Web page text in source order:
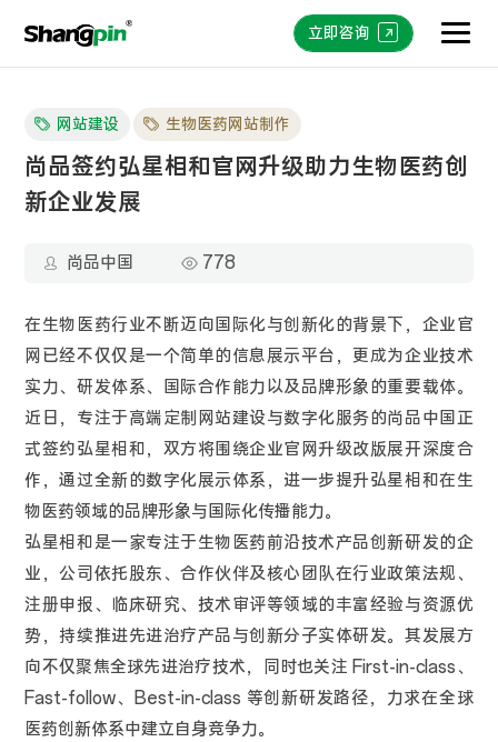
立即咨询
网站建设 生物医药网站制作
尚品签约弘星相和官网升级助力生物医药创
新企业发展
尚品中国 778
在生物医药行业不断迈向国际化与创新化的背景下，企业官
网已经不仅仅是一个简单的信息展示平台，更成为企业技术
实力、研发体系、国际合作能力以及品牌形象的重要载体。
近日，专注于高端定制网站建设与数字化服务的尚品中国正
式签约弘星相和，双方将围绕企业官网升级改版展开深度合
作，通过全新的数字化展示体系，进一步提升弘星相和在生
物医药领域的品牌形象与国际化传播能力。
弘星相和是一家专注于生物医药前沿技术产品创新研发的企
业，公司依托股东、合作伙伴及核心团队在行业政策法规、
注册申报、临床研究、技术审评等领域的丰富经验与资源优
势，持续推进先进治疗产品与创新分子实体研发。其发展方
向不仅聚焦全球先进治疗技术，同时也关注 First-in-class、
Fast-follow、Best-in-class 等创新研发路径，力求在全球
医药创新体系中建立自身竞争力。